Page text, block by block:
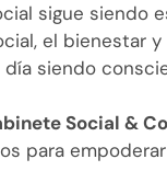
sigue
el bienestar
siendo
Social &
para